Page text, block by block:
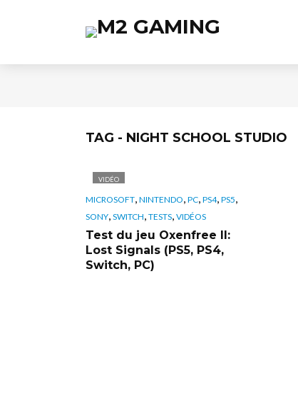
TAG - NIGHT SCHOOL STUDIO
VIDÉO
MICROSOFT, NINTENDO, PC, PS4, PS5,
SONY, SWITCH, TESTS, VIDÉOS
Test du jeu Oxenfree II:
Lost Signals (PS5, PS4,
Switch, PC)